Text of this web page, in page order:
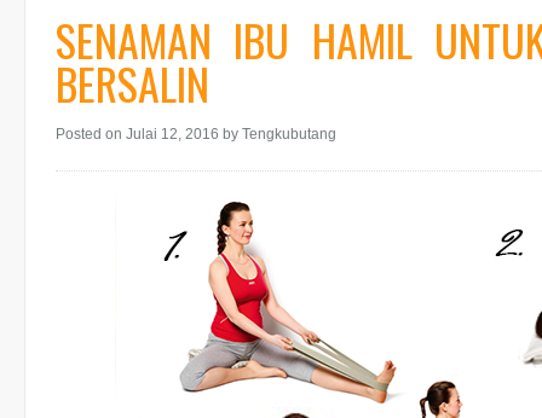
SENAMAN IBU HAMIL
BERSALIN
Posted on Julai 12, 2016 by Tengkubutang